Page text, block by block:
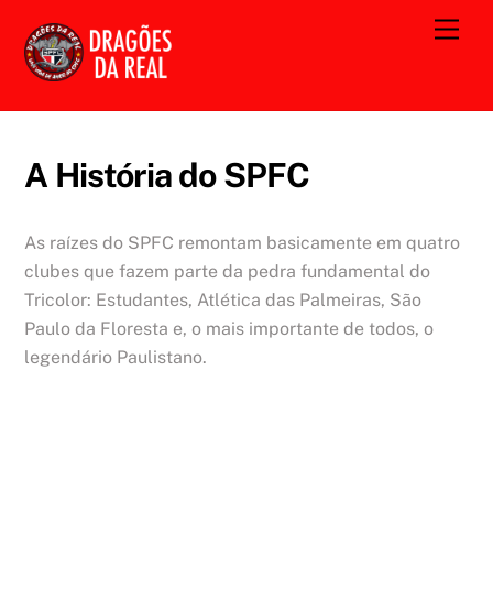
content
A História do SPFC
As raízes do SPFC remontam basicamente em quatro
clubes que fazem parte da pedra fundamental do
Tricolor: Estudantes, Atlética das Palmeiras, São
Paulo da Floresta e, o mais importante de todos, o
legendário Paulistano.